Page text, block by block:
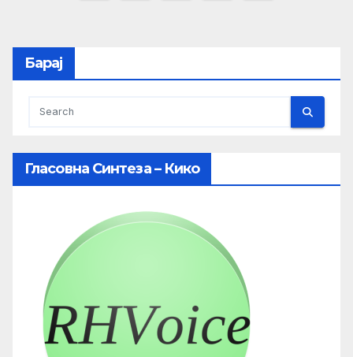
Барај
Гласовна Синтеза – Кико